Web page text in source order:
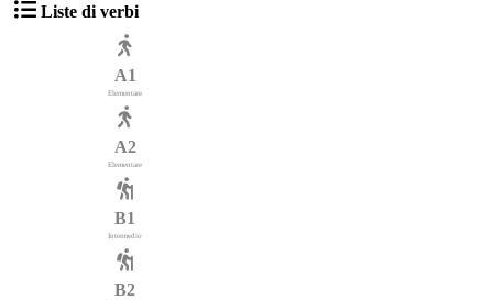
Liste di verbi
A1
Elementare
A2
Elementare
B1
Intermedio
B2